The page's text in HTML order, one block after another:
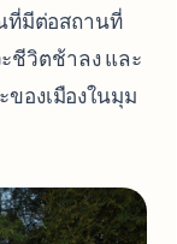
ที่มีต่อสถานที่
ชีวิตช้าลง และ
องเมืองในมุม